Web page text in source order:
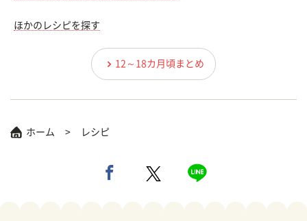
ほかのレシピを探す
12～18カ月頃まとめ
ホーム レシピ